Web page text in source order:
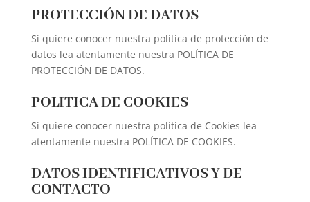
PROTECCIÓN DE DATOS
Si quiere conocer nuestra política de protección de
datos lea atentamente nuestra POLÍTICA DE
PROTECCIÓN DE DATOS.
POLITICA DE COOKIES
Si quiere conocer nuestra política de Cookies lea
atentamente nuestra POLÍTICA DE COOKIES.
DATOS IDENTIFICATIVOS Y DE
CONTACTO